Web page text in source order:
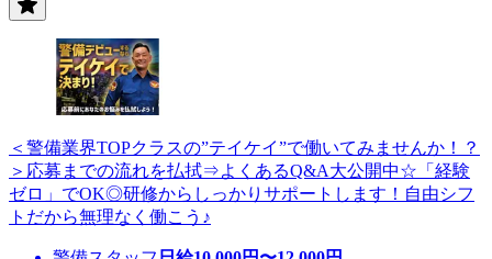
＜警備業界TOPクラスの”テイケイ”で働いてみませんか！？
＞応募までの流れを払拭⇒よくあるQ&A大公開中☆「経験
ゼロ」でOK◎研修からしっかりサポートします！自由シフ
トだから無理なく働こう♪